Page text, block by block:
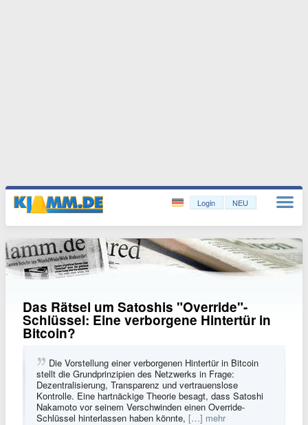
Login NEU
Das Rätsel um Satoshis "Override"-
Schlüssel: Eine verborgene Hintertür in
Bitcoin?
Die Vorstellung einer verborgenen Hintertür in Bitcoin
stellt die Grundprinzipien des Netzwerks in Frage:
Dezentralisierung, Transparenz und vertrauenslose
Kontrolle. Eine hartnäckige Theorie besagt, dass Satoshi
Nakamoto vor seinem Verschwinden einen Override-
Schlüssel hinterlassen haben könnte, […] mehr